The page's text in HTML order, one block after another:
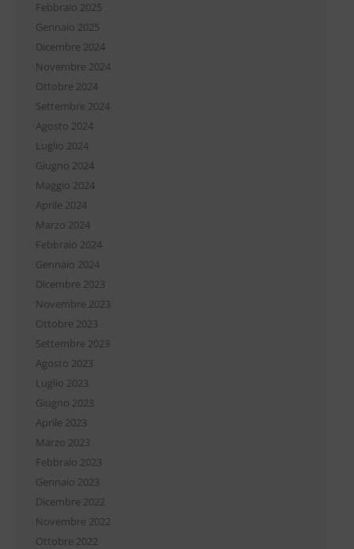
Febbraio 2025
Gennaio 2025
Dicembre 2024
Novembre 2024
Ottobre 2024
Settembre 2024
Agosto 2024
Luglio 2024
Giugno 2024
Maggio 2024
Aprile 2024
Marzo 2024
Febbraio 2024
Gennaio 2024
Dicembre 2023
Novembre 2023
Ottobre 2023
Settembre 2023
Agosto 2023
Luglio 2023
Giugno 2023
Aprile 2023
Marzo 2023
Febbraio 2023
Gennaio 2023
Dicembre 2022
Novembre 2022
Ottobre 2022